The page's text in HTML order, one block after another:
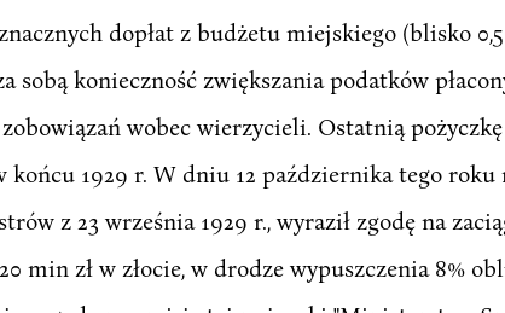
dopłat z budżetu miejskiego (blisko
sobą konieczność zwiększania podatków
wobec wierzycieli. Ostatnią
końcu 1929 r. W dniu 12 października tego
z 23 września 1929 r., wyraził zgodę na
min zł w złocie, w drodze wypuszczenia 8%